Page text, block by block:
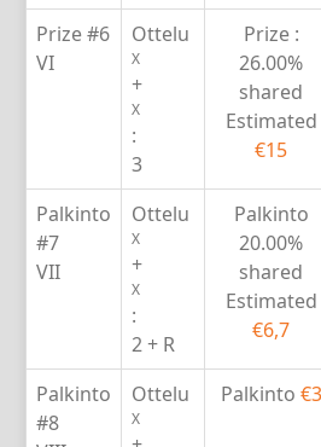
Prize #6
VI
Ottelu
X
+
X
:
3
Prize :
26.00%
shared
Estimated
€15
Palkinto
#7
VII
Ottelu
X
+
X
:
2 + R
Palkinto
20.00%
shared
Estimated
€6,7
Palkinto
#8
Ottelu
X
Palkinto €3